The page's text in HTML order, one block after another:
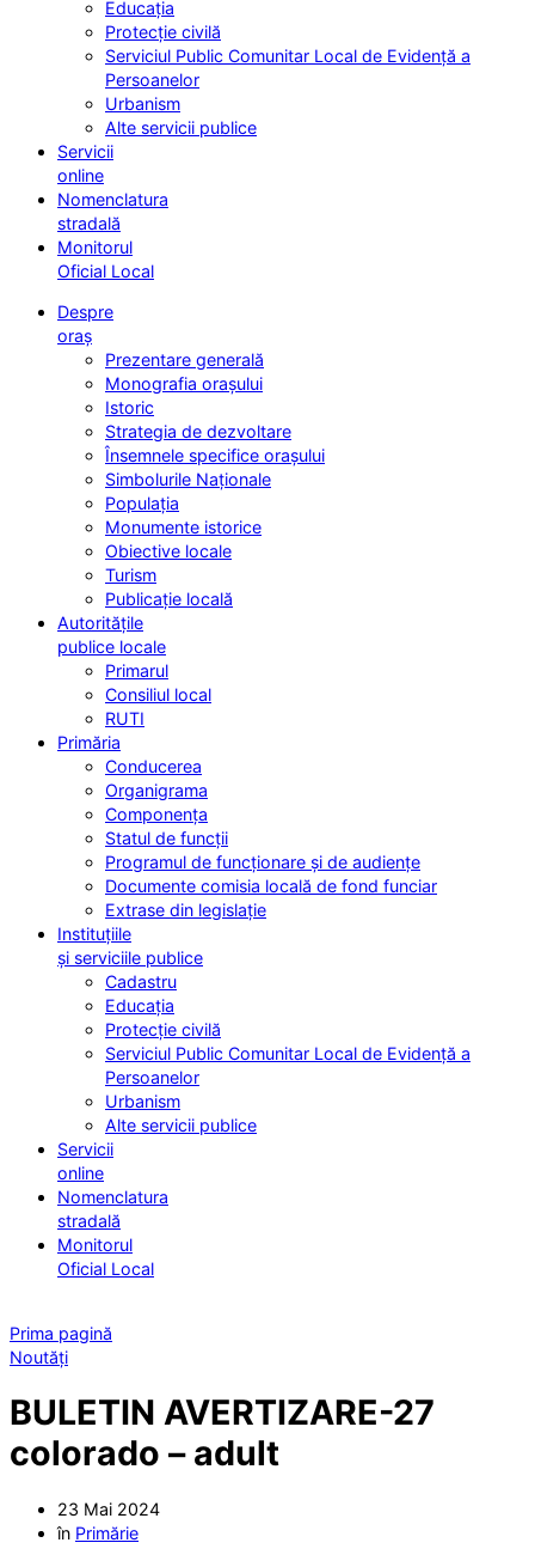
Educația
Protecție civilă
Serviciul Public Comunitar Local de Evidență a
Persoanelor
Urbanism
Alte servicii publice
Servicii
online
Nomenclatura
stradală
Monitorul
Oficial Local
Despre
oraș
Prezentare generală
Monografia orașului
Istoric
Strategia de dezvoltare
Însemnele specifice orașului
Simbolurile Naționale
Populația
Monumente istorice
Obiective locale
Turism
Publicație locală
Autoritățile
publice locale
Primarul
Consiliul local
RUTI
Primăria
Conducerea
Organigrama
Componența
Statul de funcții
Programul de funcționare și de audiențe
Documente comisia locală de fond funciar
Extrase din legislație
Instituțiile
și serviciile publice
Cadastru
Educația
Protecție civilă
Serviciul Public Comunitar Local de Evidență a
Persoanelor
Urbanism
Alte servicii publice
Servicii
online
Nomenclatura
stradală
Monitorul
Oficial Local
Prima pagină
Noutăți
BULETIN AVERTIZARE-27
colorado – adult
23 Mai 2024
în Primărie